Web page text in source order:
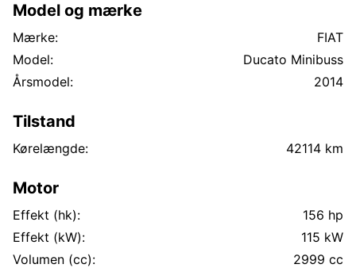
Ingen kjente større feil
Selges som den står
Model og mærke
Mærke:
FIAT
Model:
Ducato Minibuss
Årsmodel:
2014
Tilstand
Kørelængde: 42114 km
Motor
Effekt (hk):
156 hp
Effekt (kW):
115 kW
Volumen (cc):
2999 cc